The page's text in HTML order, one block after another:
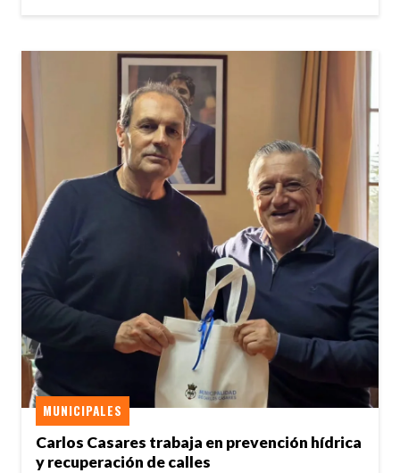
Carlos Casares trabaja en prevención hídrica
y recuperación de calles
MUNICIPALES